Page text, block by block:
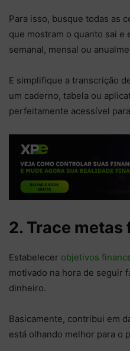
Para isso, busque todas as
que mostram o quanto sai e
semanal, mensal ou
E simplifique a transcrição
um caderno, tabela ou
perfeitamente acessível
2. Trace
Estabelecer objetivos
motivado na hora de seguir
dinheiro.
Basicamente, contribui em
está olhando melhor para o